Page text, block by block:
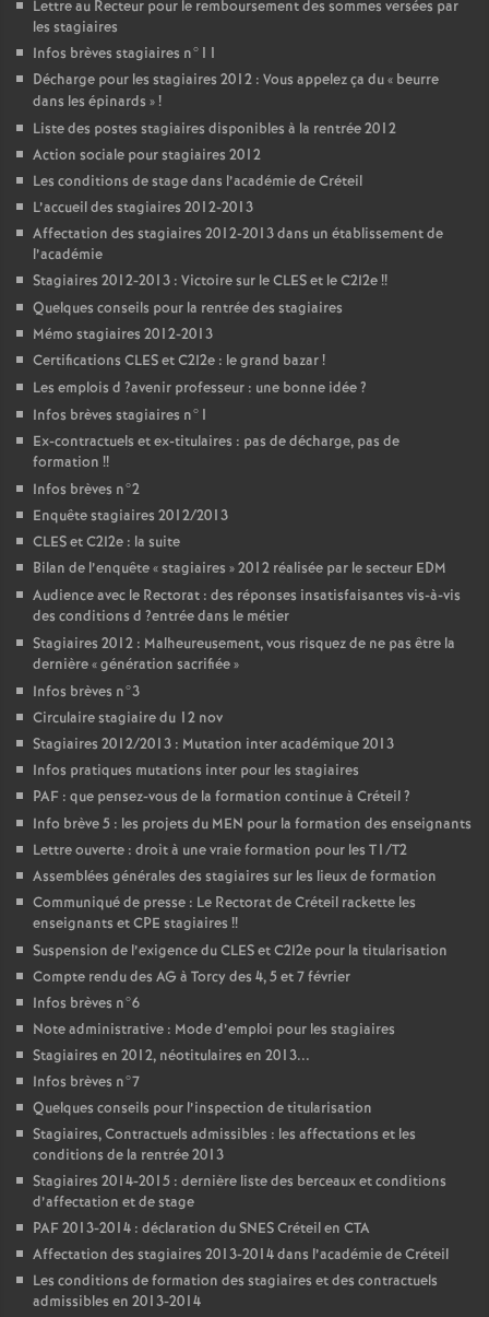
Lettre au Recteur pour le remboursement des sommes versées par
les stagiaires
Infos brèves stagiaires n°11
Décharge pour les stagiaires 2012 : Vous appelez ça du « beurre
dans les épinards »!
Liste des postes stagiaires disponibles à la rentrée 2012
Action sociale pour stagiaires 2012
Les conditions de stage dans l’académie de Créteil
L’accueil des stagiaires 2012-2013
Affectation des stagiaires 2012-2013 dans un établissement de
l’académie
Stagiaires 2012-2013 : Victoire sur leCLESet le C2I2e!!
Quelques conseils pour la rentrée des stagiaires
Mémo stagiaires 2012-2013
Certifications CLESet C2I2e : le grand bazar!
Les emplois d ?avenir professeur : une bonne idée?
Infos brèves stagiaires n°1
Ex-contractuels et ex-titulaires : pas de décharge, pas de
formation !!
Infos brèves n°2
Enquête stagiaires 2012/2013
CLESet C2I2e : la suite
Bilan de l’enquête «stagiaires » 2012 réalisée par le secteur EDM
Audience avec le Rectorat : des réponses insatisfaisantes vis-à-vis
des conditions d ?entrée dans le métier
Stagiaires 2012 : Malheureusement, vous risquez de ne pas être la
dernière «génération sacrifiée»
Infos brèves n°3
Circulaire stagiaire du 12 nov
Stagiaires 2012/2013 : Mutation inter académique 2013
Infos pratiques mutations inter pour les stagiaires
PAF : que pensez-vous de la formation continue à Créteil?
Info brève 5 : les projets du MEN pour la formation des enseignants
Lettre ouverte : droit à une vraie formation pour les T1/T2
Assemblées générales des stagiaires sur les lieux de formation
Communiqué de presse : Le Rectorat de Créteil rackette les
enseignants etCPE stagiaires !!
Suspension de l’exigence duCLESet C2I2e pour la titularisation
Compte rendu des AG à Torcy des 4, 5 et 7 février
Infos brèves n°6
Note administrative : Mode d’emploi pour les stagiaires
Stagiaires en 2012, néotitulaires en 2013...
Infos brèves n°7
Quelques conseils pour l’inspection de titularisation
Stagiaires, Contractuels admissibles : les affectations et les
conditions de la rentrée 2013
Stagiaires 2014-2015 : dernière liste des berceaux et conditions
d’affectation et de stage
PAF2013-2014 : déclaration duSNESCréteil en CTA
Affectation des stagiaires 2013-2014 dans l’académie de Créteil
Les conditions de formation des stagiaires et des contractuels
admissibles en 2013-2014